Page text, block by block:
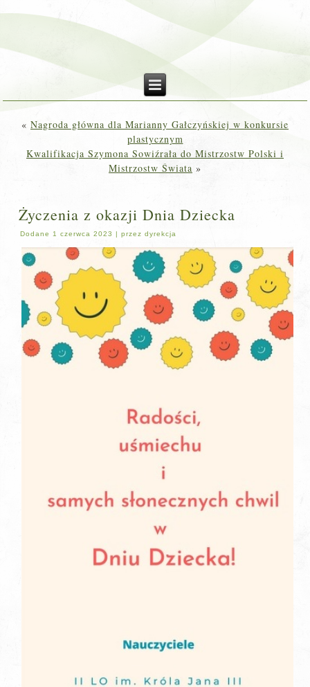
« Nagroda główna dla Marianny Gałczyńskiej w konkursie
plastycznym
Kwalifikacja Szymona Sowiźrała do Mistrzostw Polski i
Mistrzostw Świata »
Życzenia z okazji Dnia Dziecka
Dodane 1 czerwca 2023 |przez dyrekcja